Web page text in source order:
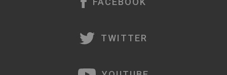
TWITTER